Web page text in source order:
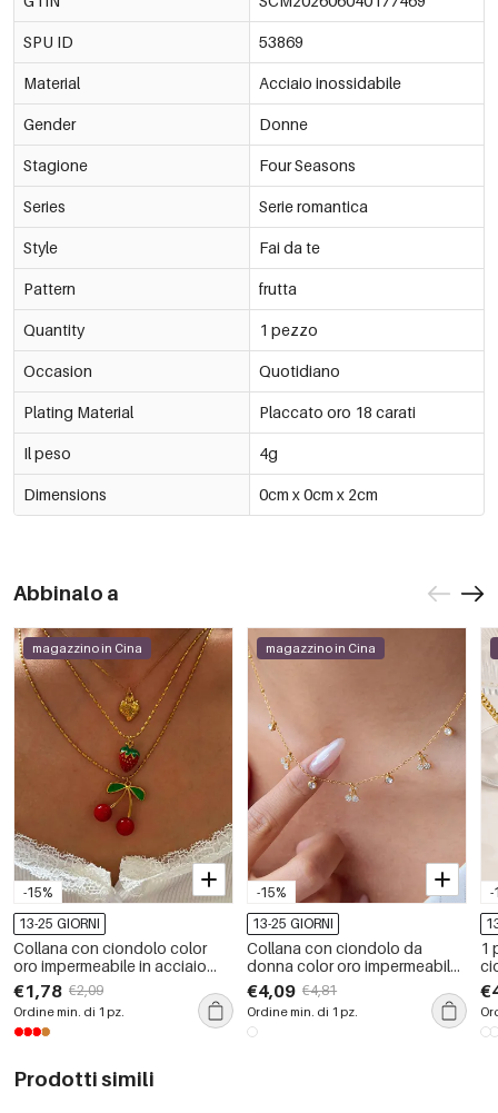
€0,85
-16%
53869-177482
€0,77
-15% €0,95
€1,12 Ordine min. di 3 pz.
SPU ID 53869
Material Acciaio inossidabile
Gender Donne
Stagione Four Seasons
Series Serie romantica
Style Fai da te
Pattern frutta
Quantity 1 pezzo
Occasion Quotidiano
Plating Material Placcato oro 18 carati
Il peso 4g
Dimensions 0cm x 0cm x 2cm
Abbinalo a
-15%
magazzino in Cina
13-25 GIORNI
Collana con ciondolo color
oro impermeabile in acciaio
inossidabile con 1 pezzo di
frutta
€1,78 €2,09
Ordine min. di 1 pz.
-15%
magazzino in Cina
13-25 GIORNI
Collana con ciondolo da
donna color oro impermeabile
in acciaio inossidabile con
ciliegia, serie romantica, 1
pezzo
€4,09 €4,81
Ordine min. di 1 pz.
-
1
e
Prodotti simili